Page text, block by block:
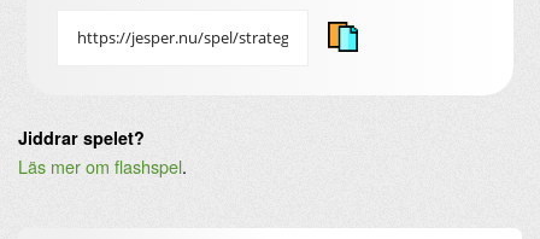
Jiddrar spelet?
Läs mer om flashspel.